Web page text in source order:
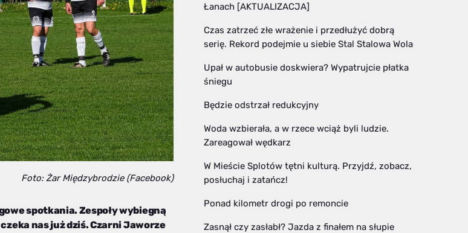
Foto: Żar Międzybrodzie (Facebook)
spotkania. Zespoły wybiegną
nas już dziś. Czarni Jaworze
Łanach [AKTUALIZACJA]
Czas zatrzeć złe wrażenie i przedłużyć dobrą
serię. Rekord podejmie u siebie Stal Stalowa Wola
Upał w autobusie doskwiera? Wypatrujcie płatka
śniegu
Będzie odstrzał redukcyjny
Woda wzbierała, a w rzece wciąż byli ludzie.
Zareagował wędkarz
W Mieście Splotów tętni kulturą. Przyjdź, zobacz,
posłuchaj i zatańcz!
Ponad kilometr drogi po remoncie
Zasnął czy zasłabł? Jazda z finałem na słupie